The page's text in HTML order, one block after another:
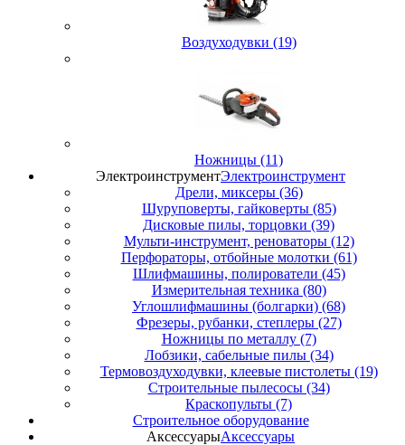
Воздуходувки (19)
Ножницы (11)
ЭлектроинструментЭлектроинструмент
Дрели, миксеры (36)
Шуруповерты, гайковерты (85)
Дисковые пилы, торцовки (39)
Мульти-инструмент, реноваторы (12)
Перфораторы, отбойные молотки (61)
Шлифмашины, полирователи (45)
Измерительная техника (80)
Углошлифмашины (болгарки) (68)
Фрезеры, рубанки, степлеры (27)
Ножницы по металлу (7)
Лобзики, сабельные пилы (34)
Термовоздуходувки, клеевые пистолеты (19)
Строительные пылесосы (34)
Краскопульты (7)
Строительное оборудование
АксессуарыАксессуары